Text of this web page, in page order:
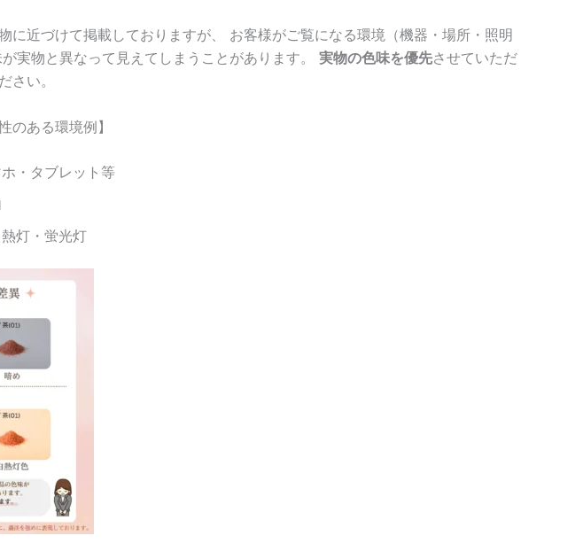
に近づけて掲載しておりますが、 お客様がご覧になる環境（機器・場所・照明
実物と異なって見えてしまうことがあります。 実物の色味を優先させていただ
さい。
のある環境例】
・タブレット等
灯・蛍光灯